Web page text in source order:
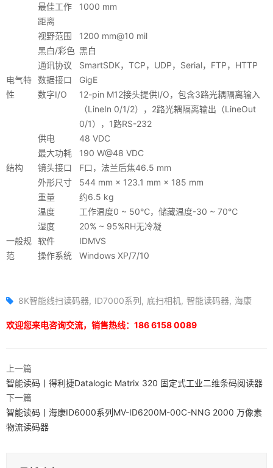
最佳工作
距离
1000 mm
视野范围
1200 mm@10 mil
黑白/彩色 黑白
通讯协议
SmartSDK，TCP，UDP，Serial，FTP，HTTP
电气特
性
数据接口
GigE
数字I/O
12-pin M12接头提供I/O，包含3路光耦隔离输入
（LineIn 0/1/2），2路光耦隔离输出（LineOut
0/1），1路RS-232
供电
48 VDC
最大功耗
190 W@48 VDC
结构
镜头接口
F口，法兰后焦46.5 mm
外形尺寸
544 mm × 123.1 mm × 185 mm
重量
约6.5 kg
温度
工作温度0 ~ 50℃，储藏温度-30 ~ 70℃
湿度
20% ~ 95%RH无冷凝
一般规
范
软件
IDMVS
操作系统
Windows XP/7/10
8K智能线扫读码器 ID7000系列 底扫相机 智能读码器 海康
欢迎您来电咨询交流，销售热线：186 6158 0089
上一篇
智能读码丨得利捷Datalogic Matrix 320 固定式工业二维条码阅读器
下一篇
智能读码丨海康ID6000系列MV-ID6200M-00C-NNG 2000 万像素
物流读码器